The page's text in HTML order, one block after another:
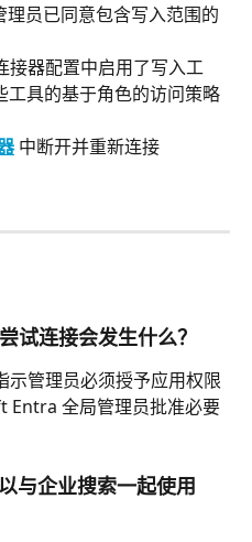
员已同意包含写入范围的
器配置中启用了写入工
工具的基于角色的访问策略
中断开并重新连接
试连接会发生什么？
示管理员必须授予应用权限
Entra 全局管理员批准必要
与企业搜索一起使用